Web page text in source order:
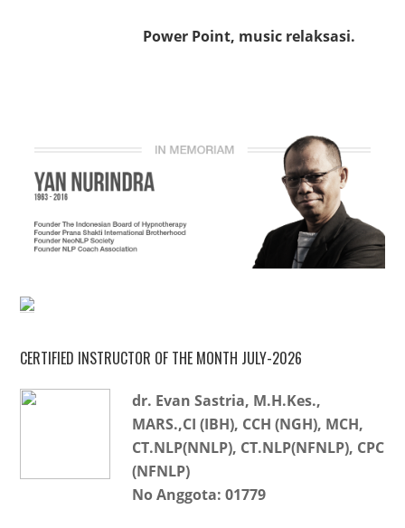
Power Point, music relaksasi.
CERTIFIED INSTRUCTOR OF THE MONTH JULY-2026
dr. Evan Sastria, M.H.Kes.,
MARS.,CI (IBH), CCH (NGH), MCH,
CT.NLP(NNLP), CT.NLP(NFNLP), CPC
(NFNLP)
No Anggota: 01779